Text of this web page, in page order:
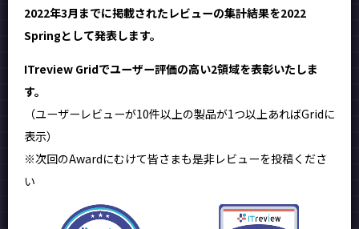
2022年3月までに掲載されたレビューの集計結果を2022
Springとして発表します。
ITreview Gridでユーザー評価の高い2領域を表彰いたしま
す。
（ユーザーレビューが10件以上の製品が1つ以上あればGridに
表示）
※次回のAwardにむけて皆さまも是非レビューを投稿くださ
い